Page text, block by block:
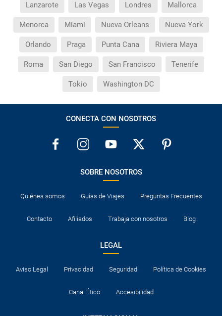
Lanzarote Las Vegas Londres Mallorca
Menorca Miami Nueva Orleans Nueva York
Orlando Praga Punta Cana Riviera Maya
Roma San Diego San Francisco Tenerife
Tokio Washington DC
CONECTA CON NOSOTROS
SOBRE NOSOTROS
Quiénes somos Guías de Viajes Preguntas Frecuentes
Contacto Afiliados Trabaja con nosotros Blog
LEGAL
Aviso Legal Privacidad Seguridad Política de Cookies
Canal Ético Accesibilidad